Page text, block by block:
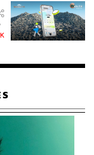
ละขั้นตอนที่ควรจะ
ปรับไปตามปัญหา